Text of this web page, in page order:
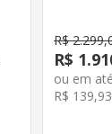
R$ 2.299,
R$ 1.
ou em até
R$ 139,93